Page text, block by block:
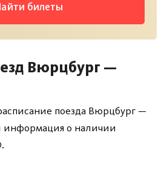
билеты
Вюрцбург —
поезда Вюрцбург —
информация о наличии